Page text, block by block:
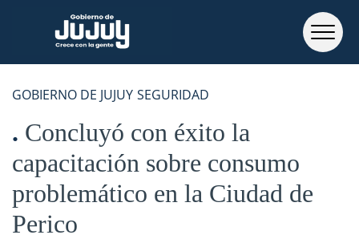
GOBIERNO DE JUJUY SEGURIDAD
Concluyó con éxito la
capacitación sobre consumo
problemático en la Ciudad de
Perico